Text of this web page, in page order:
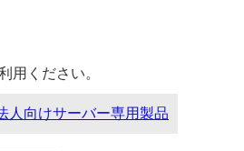
用ください。
人向けサーバー専用製品